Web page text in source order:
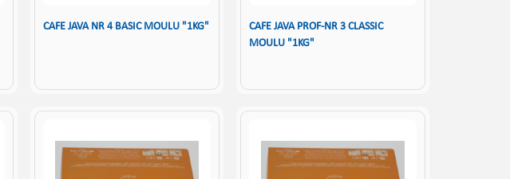
CAFE JAVA NR 4 BASIC MOULU "1KG"
CAFE JAVA PROF-NR 3 CLASSIC
MOULU "1KG"